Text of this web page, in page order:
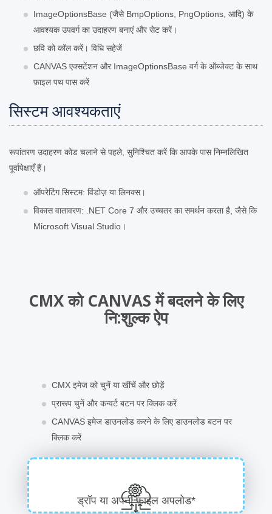
ImageOptionsBase (जैसे BmpOptions, PngOptions, आदि) के
आवश्यक उपवर्ग का उदाहरण बनाएं और सेट करें।
छवि को कॉल करें। विधि सहेजें
CANVAS एक्सटेंशन और ImageOptionsBase वर्ग के ऑब्जेक्ट के साथ
फ़ाइल पथ पास करें
सिस्टम आवश्यकताएं
रूपांतरण उदाहरण कोड चलाने से पहले, सुनिश्चित करें कि आपके पास निम्नलिखित
पूर्वापेक्षाएँ हैं।
ऑपरेटिंग सिस्टम: विंडोज़ या लिनक्स।
विकास वातावरण: .NET Core 7 और उच्चतर का समर्थन करता है, जैसे कि
Microsoft Visual Studio।
CMX को CANVAS में बदलने के लिए
नि:शुल्‍क ऐप
CMX इमेज को चुनें या खींचें और छोड़ें
प्रारूप चुनें और कन्वर्ट बटन पर क्लिक करें
CANVAS इमेज डाउनलोड करने के लिए डाउनलोड बटन पर
क्लिक करें
ड्रॉप या अपनी फ़ाइल अपलोड*